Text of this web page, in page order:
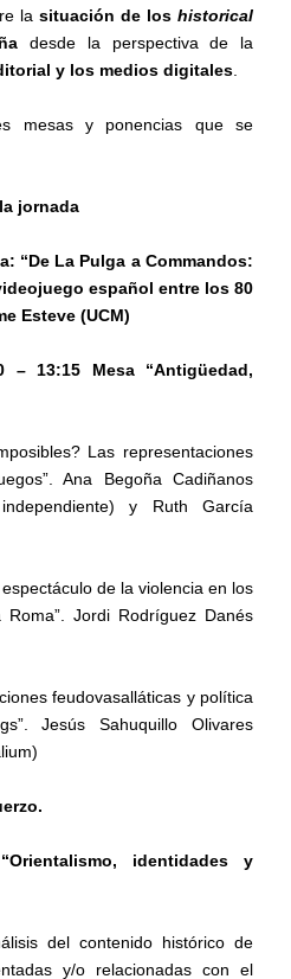
la situación de los historical
desde la perspectiva de la
y los medios digitales
mesas y ponencias que se
jornada
“De La Pulga a Commandos:
español entre los 80
Esteve (UCM)
– 13:15 Mesa “Antigüedad,
Las representaciones
Ana Begoña Cadiñanos
y Ruth García
de la violencia en los
Jordi Rodríguez Danés
feudovasalláticas y política
Jesús Sahuquillo Olivares
identidades y
del contenido histórico de
y/o relacionadas con el